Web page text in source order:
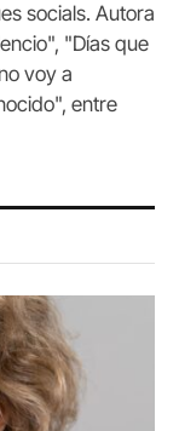
socials. Autora
"Días que
voy a
entre